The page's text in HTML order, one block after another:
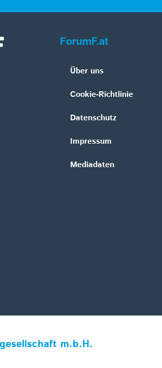
ForumF.at
Über uns
Cookie-Richtlinie
Datenschutz
Impressum
Mediadaten
m.b.H.